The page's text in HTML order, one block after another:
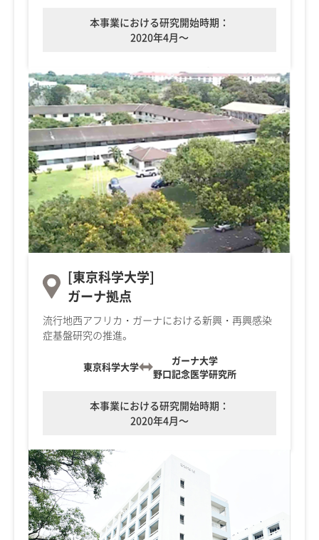
本事業における研究開始時期：
2020年4月～
[東京科学大学]
ガーナ拠点
流行地西アフリカ・ガーナにおける新興・再興感染
症基盤研究の推進。
東京科学大学
ガーナ大学
野口記念医学研究所
本事業における研究開始時期：
2020年4月～